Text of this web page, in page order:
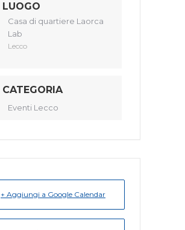
LUOGO
Casa di quartiere Laorca
Lab
Lecco
CATEGORIA
Eventi Lecco
+ Aggiungi a Google Calendar